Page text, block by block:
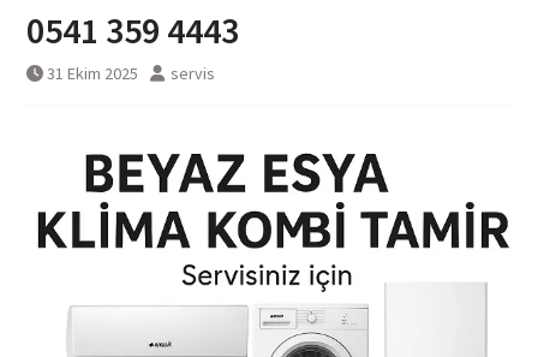
0541 359 4443
31 Ekim 2025 servis